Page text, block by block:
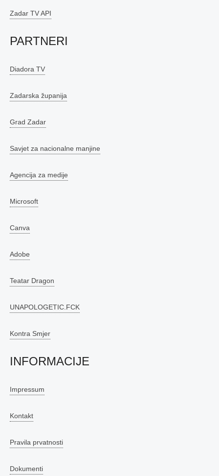
Zadar TV API
PARTNERI
Diadora TV
Zadarska županija
Grad Zadar
Savjet za nacionalne manjine
Agencija za medije
Microsoft
Canva
Adobe
Teatar Dragon
UNAPOLOGETIC.FCK
Kontra Smjer
INFORMACIJE
Impressum
Kontakt
Pravila prvatnosti
Dokumenti